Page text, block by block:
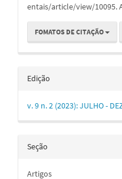
entais/article/view/10095.
FOMATOS DE CITAÇÃO
Edição
v. 9 n. 2 (2023): JULHO -
Seção
Artigos